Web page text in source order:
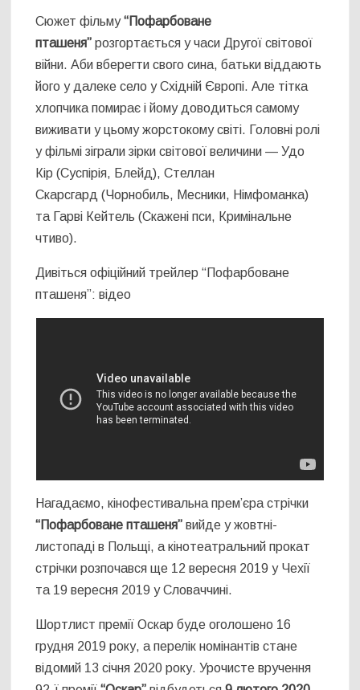
Сюжет фільму“Пофарбоване
пташеня” розгортається у часи Другої світової
війни. Аби вберегти свого сина, батьки віддають
його у далеке село у Східній Європі. Але тітка
хлопчика помирає і йому доводиться самому
виживати у цьому жорстокому світі. Головні ролі
у фільмі зіграли зірки світової величини — Удо
Кір (Суспірія, Блейд), Стеллан
Скарсгард (Чорнобиль, Месники, Німфоманка)
та Гарві Кейтель (Скажені пси, Кримінальне
чтиво).
Дивіться офіційний трейлер “Пофарбоване
пташеня”: відео
Нагадаємо, кінофестивальна прем’єра стрічки
“Пофарбоване пташеня” вийде у жовтні-
листопаді в Польщі, а кінотеатральний прокат
стрічки розпочався ще 12 вересня 2019 у Чехії
та 19 вересня 2019 у Словаччині.
Шортлист премії Оскар буде оголошено 16
грудня 2019 року, а перелік номінантів стане
відомий 13 січня 2020 року. Урочисте вручення